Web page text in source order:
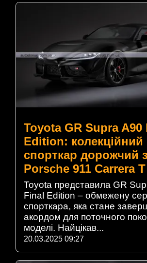
Toyota GR Supra A90
Edition: колекційний
спорткар дорожчий
Porsche 911 Carrera T
Toyota представила GR
Final Edition – обмежену
спорткара, яка стане
акордом для поточного
моделі. Найцікав...
20.03.2025 09:27